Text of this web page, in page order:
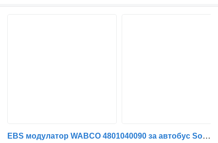
EBS модулатор WABCO 4801040090 за автобус Solaris Urbino, Alpino, Vacanza (1999-)